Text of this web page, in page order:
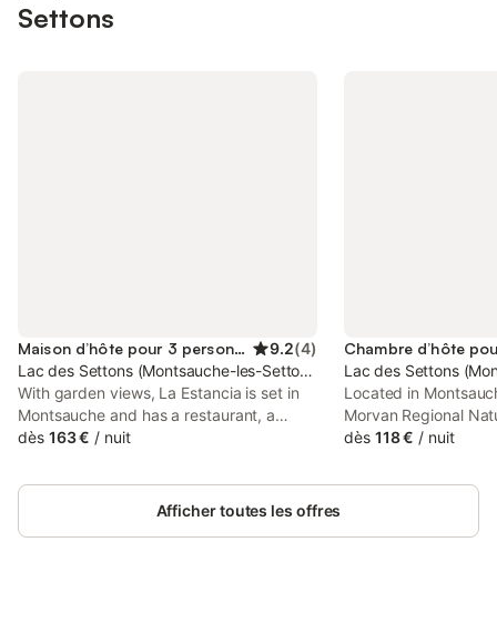
Settons
Maison d’hôte pour 3 personnes 9.2(4)
Lac des Settons (Montsauche-les-Settons), Montsauche-les-
With garden views, La Estancia is set in
Montsauche and has a restaurant, a
shared lounge, bar, garden and terrace.
located 8.2 km from Morvan Regional
Natural Park and 36 km from Pré Lamy
dès 163 € / nuit
Lac des Settons
Located in
Morvan Regional
of Pré Lamy Golf
garden as well as
dès 118 € / nuit
Afficher toutes les offres